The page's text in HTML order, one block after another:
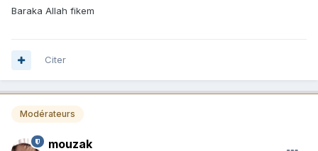
Baraka Allah fikem
Citer
Modérateurs
mouzak